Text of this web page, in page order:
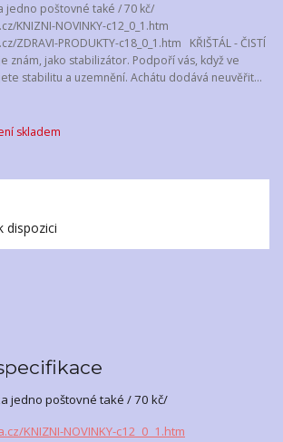
jedno poštovné také / 70 kč/
KNIZNI-NOVINKY-c12_0_1.htm
ZDRAVI-PRODUKTY-c18_0_1.htm KŘIŠTÁL - ČISTÍ
je znám, jako stabilizátor. Podpoří vás, když ve
stabilitu a uzemnění. Achátu dodává neuvěřit...
skladem
dispozici
jedno poštovné také / 70 kč/
KNIZNI-NOVINKY-c12_0_1.htm